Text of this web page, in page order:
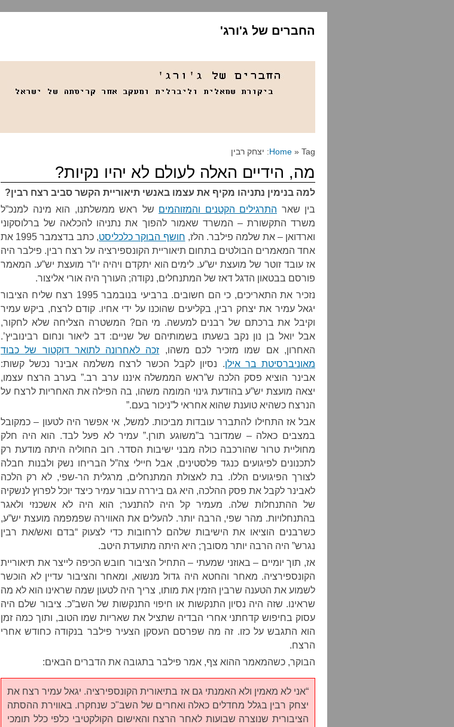
החברים של ג'ורג'
Home » Tag: יצחק רבין
מה, הידיים האלה לעולם לא יהיו נקיות?
למה בנימין נתניהו מקיף את עצמו באנשי תיאוריית הקשר סביב רצח רבין?
בין שאר התרגילים הקטנים והמזוהמים של ראש ממשלתנו, הוא מינה למנכ”ל
משרד התקשורת – המשרד שאמור להפוך את נתניהו להכלאה של ברלוסקוני
וארדואן – את שלמה פילבר. הלז, חושף הבוקר כלכליסט
, כתב בדצמבר 1995 את
אחד המאמרים הבולטים בתחום תיאוריית הקונספירציה על רצח רבין. פילבר היה
אז עובד זוטר של מועצת יש”ע. לימים הוא יתקדם ויהיה יו”ר מועצת יש”ע. המאמר
פורסם בבטאון הדגל דאז של המתנחלים, נקודה; העורך היה אורי אליצור.
נזכיר את התאריכים, כי הם חשובים. ברביעי בנובמבר 1995 רצח שליח הציבור
יגאל עמיר את יצחק רבין, בקליעים שהוכנו על ידי אחיו. קודם לרצח, ביקש עמיר
וקיבל את ברכתם של רבנים למעשה. מי הם? המשטרה הצליחה שלא לחקור,
אבל יואל בן נון נקב בשעתו בשמותיהם של שניים: דב ליאור ונחום רבינוביץ’.
האחרון, אם שמו מזכיר לכם משהו, זכה לאחרונה לתואר דוקטור של כבוד
מאוניברסיטת בר אילן. נסיון לקבל הכשר לרצח משלמה אבינר נכשל קשות:
אבינר הוציא פסק הלכה ש”ראש הממשלה איננו ערב רב.” בערב הרצח עצמו,
יצאה מועצת יש”ע בהודעת גינוי המומה משהו, בה הפילה את האחריות לרצח על
הנרצח כשהיא טוענת שהוא אחראי ל”ניכור בעם.”
אבל אז התחילו להתברר עובדות מביכות. למשל, אי אפשר היה לטעון – כמקובל
במצבים כאלה – שמדובר ב”משוגע תורן.” עמיר לא פעל לבד. הוא היה חלק
מחוליית טרור שהורכבה כולה מבני ישיבות הסדר. רוב החוליה היתה מודעת רק
לתכנונים לפיגועים כנגד פלסטינים, אבל חיילי צה”ל הבריחו נשק ולבנות חבלה
לצורך הפיגועים הללו. בת לאצולת המתנחלים, מרגלית הר-שפי, לא רק הלכה
לאבינר לקבל את פסק ההלכה, היא גם ביררה עבור עמיר כיצד יוכל לפרוץ לנשקיה
של ההתנחלות שלה. מעמיר קל היה להתנער; הוא היה לא אשכנזי ולאגר
בהתנחלויות. מהר שפי, הרבה יותר. להעלים את האווירה שפמפמה מועצת יש”ע,
כשרבנים הוציאו את הישיבות שלהם לרחובות כדי לצעוק “בדם ואש/את רבין
נגרש” היה הרבה יותר מסובך; היא היתה מתועדת היטב.
אז, תוך יומיים – באוזני שמעתי – התחיל הציבור חובש הכיפה לייצר את תיאוריית
הקונספירציה. מאחר והחטא היה גדול מנשוא, ומאחר והציבור עדיין לא הוכשר
לשמוע את הטענה שרבין הזמין את מותו, צריך היה לטעון שמה שראינו הוא לא מה
שראינו. שזה היה נסיון התנקשות או חיפוי התנקשות של השב”כ. ציבור שלם היה
עסוק בחיפוש קדחתני אחרי הבדיה שתציל את שאריות שמו הטוב, ותוך כמה זמן
הוא התגבש על כזו. זה מה שפרסם העסקן הצעיר פילבר בנקודה כחודש אחרי
הרצח.
הבוקר, כשהמאמר ההוא צף, אמר פילבר בתגובה את הדברים הבאים:
“אני לא מאמין ולא האמנתי גם אז בתיאורית הקונספירציה. יגאל עמיר רצח את
יצחק רבין בגלל מחדלים כאלה ואחרים של השב"כ שנחקרו. באווירת ההסתה
הציבורית שנוצרה שבועות לאחר הרצח והאישום הקולקטיבי כלפי כלל תומכי